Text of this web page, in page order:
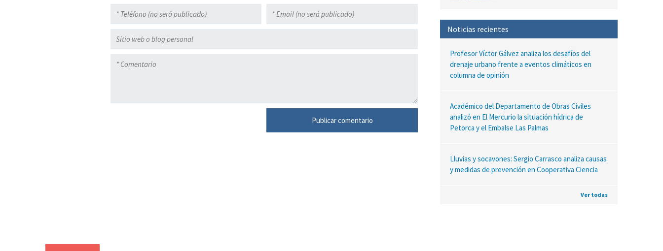
Noticias recientes
Profesor Víctor Gálvez analiza los desafíos del
drenaje urbano frente a eventos climáticos en
columna de opinión
Académico del Departamento de Obras Civiles
analizó en El Mercurio la situación hídrica de
Petorca y el Embalse Las Palmas
Lluvias y socavones: Sergio Carrasco analiza causas
y medidas de prevención en Cooperativa Ciencia
Ver todas